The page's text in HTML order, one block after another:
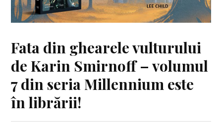
Fata din ghearele vulturului
de Karin Smirnoff – volumul
7 din seria Millennium este
în librării!